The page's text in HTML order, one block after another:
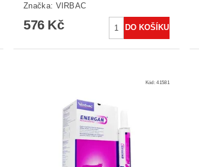
Značka: VIRBAC
576 Kč
Kód:41581